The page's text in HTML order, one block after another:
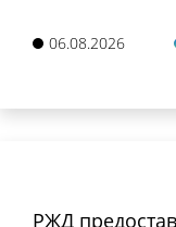
06.08.2026
РЖД